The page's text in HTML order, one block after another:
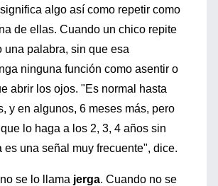
algo así como repetir como
de ellas. Cuando un chico repite
una palabra, sin que esa
ninguna función como asentir o
abrir los ojos. "Es normal hasta
y en algunos, 6 meses más, pero
lo haga a los 2, 3, 4 años sin
es una señal muy frecuente", dice.
se lo llama jerga. Cuando no se